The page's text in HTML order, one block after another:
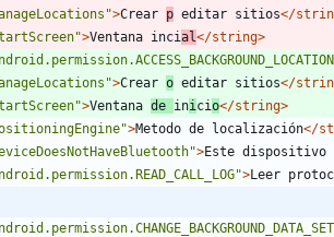
>Crear p editar sitios</
>Ventana incial</string>
>Crear o editar sitios</
>Ventana de ini cio</string>
>Metodo de localización</
>Este dispositivo
>Leer